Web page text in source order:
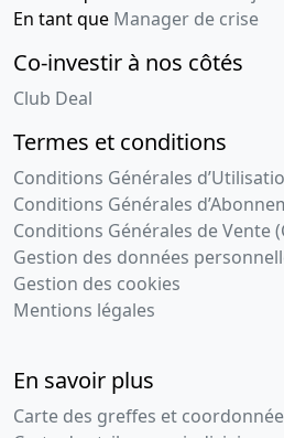
En tant que Manager de crise
Co-investir à nos côtés
Club Deal
Termes et conditions
Conditions Générales
Conditions Générales
Conditions Générales de Vente
Gestion des données
Gestion des cookies
Mentions légales
En savoir plus
Carte des greffes et